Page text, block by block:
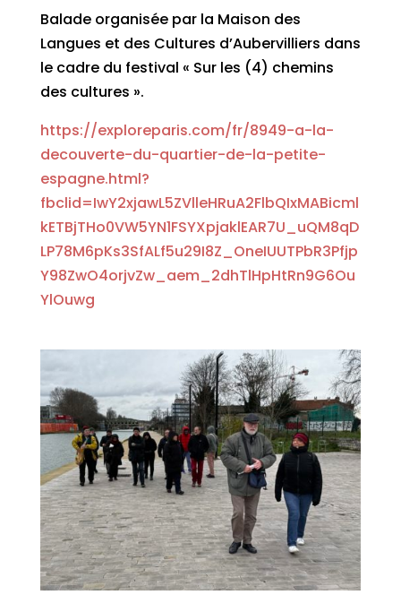
Balade organisée par la Maison des
Langues et des Cultures d’Aubervilliers dans
le cadre du festival « Sur les (4) chemins
des cultures ».
https://exploreparis.com/fr/8949-a-la-
decouverte-du-quartier-de-la-petite-
espagne.html?
fbclid=IwY2xjawL5ZVlleHRuA2FlbQIxMABicml
kETBjTHo0VW5YN1FSYXpjaklEAR7U_uQM8qD
LP78M6pKs3SfALf5u29I8Z_OneIUUTPbR3Pfjp
Y98ZwO4orjvZw_aem_2dhTlHpHtRn9G6Ou
YlOuwg